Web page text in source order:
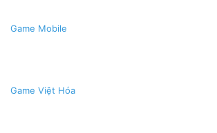
Game Mobile
Game Việt Hóa